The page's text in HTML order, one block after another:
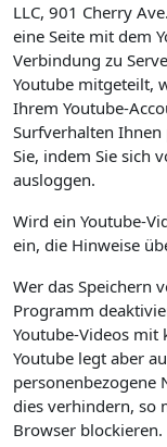
LLC, 901 Cherry
eine Seite mit dem
Verbindung zu
Youtube mitgeteilt,
Ihrem Youtube-
Surfverhalten
Sie, indem Sie sich
ausloggen.
Wird ein Youtube-
ein, die Hinweise
Wer das Speichern
Programm
Youtube-Videos mit
Youtube legt aber
personenbezogene
dies verhindern, so
Browser blockieren.